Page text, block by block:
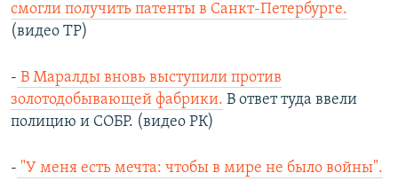
смогли получить патенты в Санкт-Петербурге.
(видео ТР)
- В Маралды вновь выступили против
золотодобывающей фабрики. В ответ туда ввели
полицию и СОБР. (видео РК)
- "У меня есть мечта: чтобы в мире не было войны".